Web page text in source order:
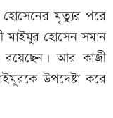
হোসেনের মৃত্যুর পরে
মাইমুর হোসেন সমান
রয়েছেন। আর কাজী
উপদেষ্টা করে